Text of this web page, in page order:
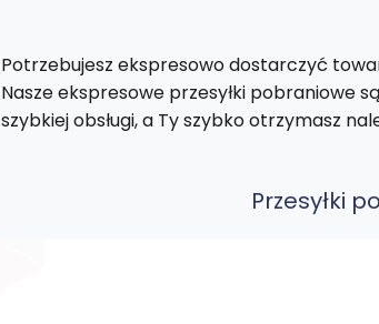
Potrzebujesz ekspresowo dostarczyć
Nasze ekspresowe przesyłki pobraniowe
szybkiej obsługi, a Ty szybko otrzymasz
Przesyłki